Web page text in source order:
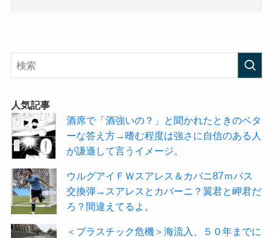
人気記事
酒席で「酒強いの？」と聞かれたときのベタ
ーな答え方→嗜む程度は強さに自信のある人
が謙遜して言うイメージ。
ウルグアイＦＷスアレス＆カバニ87ｍパス
交換弾→スアレスとカバーニ？翼君と岬君だ
ろ？間違えてるよ。
＜プラスチック危機＞海流入、５０年までに